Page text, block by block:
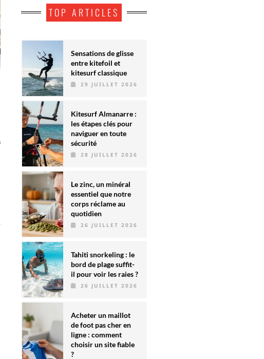
TOP ARTICLES
Sensations de glisse
entre kitefoil et
kitesurf classique
29 JUILLET 2026
Kitesurf Almanarre :
les étapes clés pour
naviguer en toute
sécurité
28 JUILLET 2026
Le zinc, un minéral
essentiel que notre
corps réclame au
quotidien
26 JUILLET 2026
Tahiti snorkeling : le
bord de plage suffit-
il pour voir les raies ?
26 JUILLET 2026
Acheter un maillot
de foot pas cher en
ligne : comment
choisir un site fiable
?